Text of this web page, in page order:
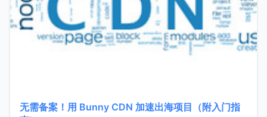
无需备案！用 Bunny CDN 加速出海项目（附入门指